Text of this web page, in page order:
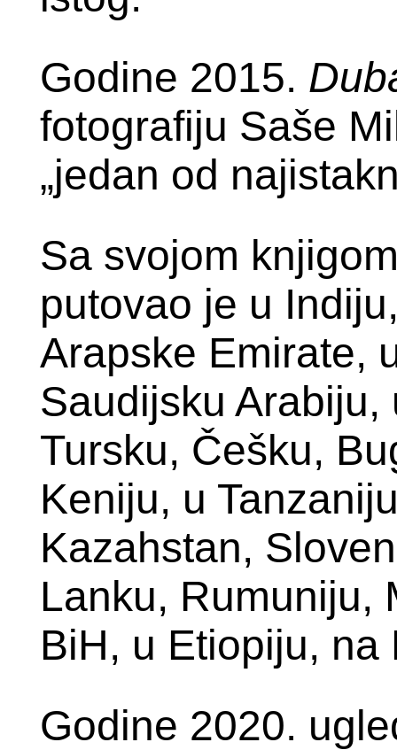
Godine 2015.
fotografiju Saše
„jedan od
Sa svojom
putovao je u
Arapske Emirate,
Saudijsku
Tursku, Češku,
Keniju, u
Kazahstan,
Lanku, Rumuniju,
BiH, u Etiopiju,
Godine 2020.